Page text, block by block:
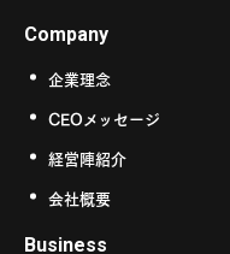
Company
企業理念
CEOメッセージ
経営陣紹介
会社概要
Business